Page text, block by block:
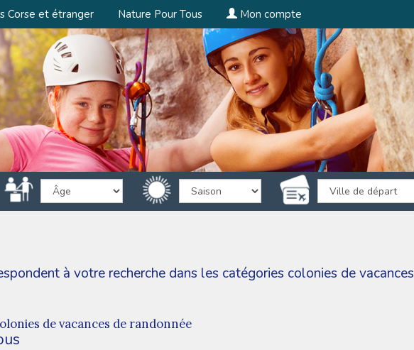
Corse et étranger Nature Pour Tous Mon compte
à votre recherche dans les catégories colonies de vacances
de vacances de randonnée